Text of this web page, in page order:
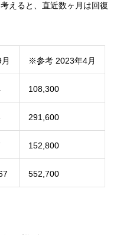
えると、直近数ヶ月は回復
※参考 2023年4月
108,300
291,600
152,800
552,700